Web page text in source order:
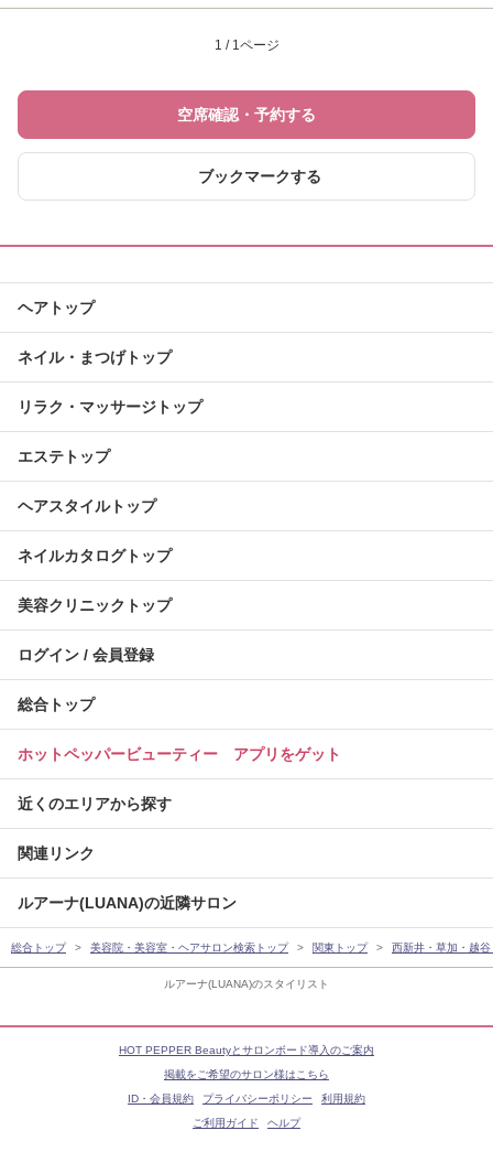
ルアーナ(LUANA)のスタイリスト
1 / 1ページ
空席確認・予約する
ブックマークする
ヘアトップ
ネイル・まつげトップ
リラク・マッサージトップ
エステトップ
ヘアスタイルトップ
ネイルカタログトップ
美容クリニックトップ
ログイン / 会員登録
総合トップ
ホットペッパービューティー アプリをゲット
近くのエリアから探す
関連リンク
ルアーナ(LUANA)の近隣サロン
総合トップ 美容院・美容室・ヘアサロン検索トップ 関東トップ 西新井・草加・越
HOT PEPPER Beautyとサロンボード導入のご案内
掲載をご希望のサロン様はこちら
ID・会員規約
プライバシーポリシー
利用規約
ご利用ガイド
ヘルプ